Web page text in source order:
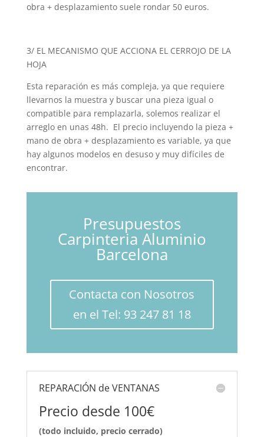
obra + desplazamiento suele rondar 50 euros.
3/ EL MECANISMO QUE ACCIONA EL CERROJO DE LA
HOJA
Esta reparación es más compleja, ya que requiere
llevarnos la muestra y buscar una pieza igual o
compatible para remplazarla, solemos realizar el
arreglo en unas 48h. El precio incluyendo la pieza +
mano de obra + desplazamiento es variable, ya que
hay algunos modelos en desuso y muy difíciles de
encontrar.
Presupuestos
Carpinteria Aluminio
Barcelona
Contacta con Nosotros
en el Tel: 93 247 81 18
REPARACIÓN de VENTANAS
Precio desde 100€
(todo incluido, precio cerrado)